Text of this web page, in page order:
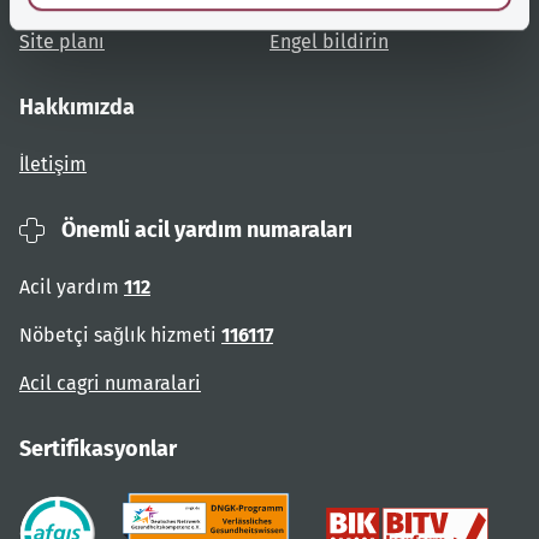
Site planı Engel bildirin
Hakkımızda
İletişim
Önemli acil yardım numaraları
Acil yardım 112
Nöbetçi sağlık hizmeti 116117
Acil cagri numaralari
Sertifikasyonlar